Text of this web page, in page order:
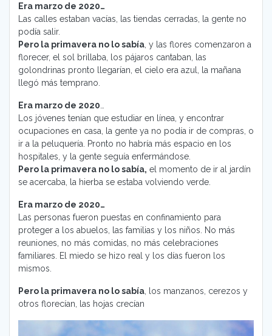
Era marzo de 2020…
Las calles estaban vacías, las tiendas cerradas, la gente no
podía salir.
Pero la primavera no lo sabía , y las flores comenzaron a
florecer, el sol brillaba, los pájaros cantaban, las
golondrinas pronto llegarían, el cielo era azul, la mañana
llegó más temprano.
Era marzo de 2020
Los jóvenes tenían que estudiar en línea, y encontrar
ocupaciones en casa, la gente ya no podía ir de compras, o
ir a la peluquería. Pronto no habría más espacio en los
hospitales, y la gente seguía enfermándose.
Pero la primavera no lo sabía, el momento de ir al jardín
se acercaba, la hierba se estaba volviendo verde.
Era marzo de 2020…
Las personas fueron puestas en confinamiento para
proteger a los abuelos, las familias y los niños. No más
reuniones, no más comidas, no más celebraciones
familiares. El miedo se hizo real y los días fueron los
mismos.
Pero la primavera no lo sabía , los manzanos, cerezos y
otros florecían, las hojas crecían